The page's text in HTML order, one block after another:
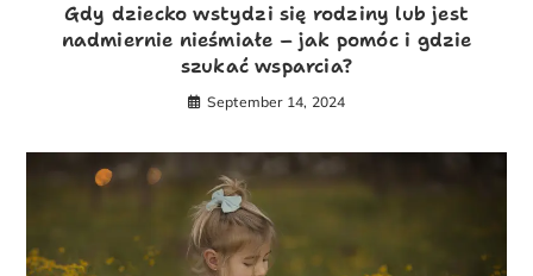
Gdy dziecko wstydzi się rodziny lub jest
nadmiernie nieśmiałe – jak pomóc i gdzie
szukać wsparcia?
September 14, 2024